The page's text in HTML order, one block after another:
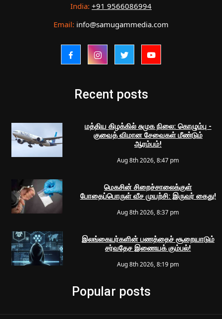
India: +91 9566086994
Email: info@samugammedia.com
Recent posts
மத்திய கிழக்கில் சுமுக நிலை: கொழும்பு -
குவைத் விமான சேவைகள் மீண்டும்
ஆரம்பம்!
Aug 8th 2026, 8:47 pm
மெகசின் சிறைச்சாலைக்குள்
போதைப்பொருள் வீச முயற்சி: இருவர் கைது!
Aug 8th 2026, 8:37 pm
இலங்கையர்களின் பணத்தைச் சூறையாடும்
சர்வதேச இணையக் கும்பல்!
Aug 8th 2026, 8:19 pm
Popular posts